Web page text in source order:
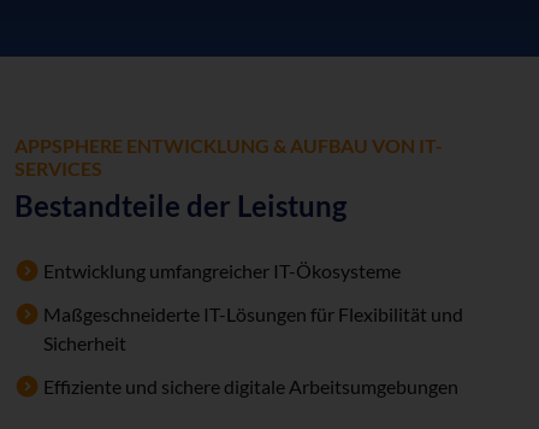
APPSPHERE ENTWICKLUNG & AUFBAU VON IT-
SERVICES
Bestandteile der Leistung
Entwicklung umfangreicher IT-Ökosysteme
Maßgeschneiderte IT-Lösungen für Flexibilität und
Sicherheit
Effiziente und sichere digitale Arbeitsumgebungen